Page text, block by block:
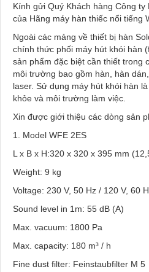
Kính gửi Quý Khách hàng Công
của Hãng máy hàn thiếc nổi tiếng
Ngoài các mảng về thiết bị hàn
chính thức phối máy hút khói hàn
sản phẩm đặc biệt cần thiết trong
môi trường bao gồm hàn, hàn
laser. Sử dụng máy hút khói hàn
khỏe và môi trường làm việc.
Xin được giới thiệu các dòng sản
1. Model WFE 2ES
L x B x H:320 x 320 x 395 mm
Weight: 9 kg
Voltage: 230 V, 50 Hz / 120 V, 60
Sound level in 1m: 55 dB (A)
Max. vacuum: 1800 Pa
Max. capacity: 180 m³ / h
Fine dust filter: Feinstaubfilter M 5